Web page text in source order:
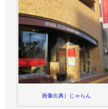
画像出典）じゃらん